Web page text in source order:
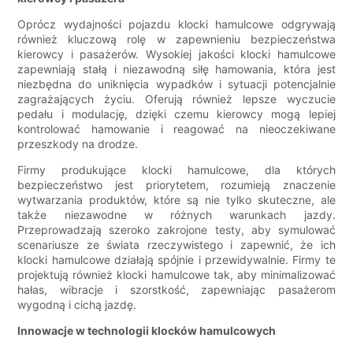
Oprócz wydajności pojazdu klocki hamulcowe odgrywają
również kluczową rolę w zapewnieniu bezpieczeństwa
kierowcy i pasażerów. Wysokiej jakości klocki hamulcowe
zapewniają stałą i niezawodną siłę hamowania, która jest
niezbędna do uniknięcia wypadków i sytuacji potencjalnie
zagrażających życiu. Oferują również lepsze wyczucie
pedału i modulację, dzięki czemu kierowcy mogą lepiej
kontrolować hamowanie i reagować na nieoczekiwane
przeszkody na drodze.
Firmy produkujące klocki hamulcowe, dla których
bezpieczeństwo jest priorytetem, rozumieją znaczenie
wytwarzania produktów, które są nie tylko skuteczne, ale
także niezawodne w różnych warunkach jazdy.
Przeprowadzają szeroko zakrojone testy, aby symulować
scenariusze ze świata rzeczywistego i zapewnić, że ich
klocki hamulcowe działają spójnie i przewidywalnie. Firmy te
projektują również klocki hamulcowe tak, aby minimalizować
hałas, wibracje i szorstkość, zapewniając pasażerom
wygodną i cichą jazdę.
Innowacje w technologii klocków hamulcowych